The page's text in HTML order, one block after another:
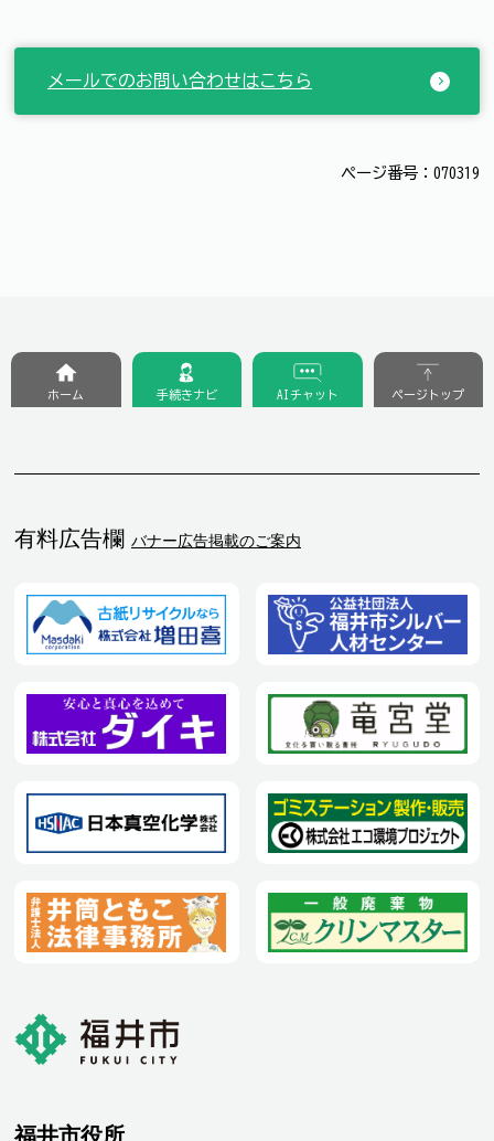
メールでのお問い合わせはこちら
ページ番号：070319
有料広告欄 バナー広告掲載のご案内
ホーム 手続きナビ AIチャット ページトップ
福井市役所